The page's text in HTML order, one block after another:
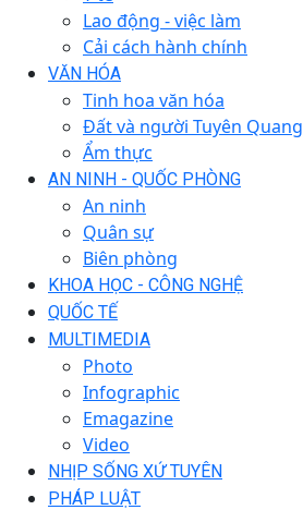
Lao động - việc làm
Cải cách hành chính
VĂN HÓA
Tinh hoa văn hóa
Đất và người Tuyên Quang
Ẩm thực
AN NINH - QUỐC PHÒNG
An ninh
Quân sự
Biên phòng
KHOA HỌC - CÔNG NGHỆ
QUỐC TẾ
MULTIMEDIA
Photo
Infographic
Emagazine
Video
NHỊP SỐNG XỨ TUYÊN
PHÁP LUẬT